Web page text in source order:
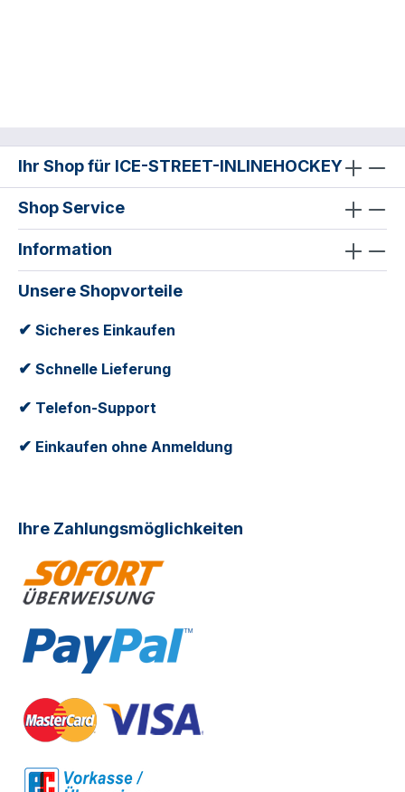
Ihr Shop für ICE-STREET-INLINEHOCKEY
Shop Service
Information
Unsere Shopvorteile
✔ Sicheres Einkaufen
✔ Schnelle Lieferung
✔ Telefon-Support
✔ Einkaufen ohne Anmeldung
Ihre Zahlungsmöglichkeiten